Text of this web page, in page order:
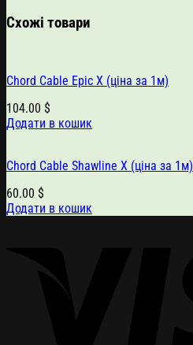
Схожі товари
Chord Cable Epic X (ціна за 1м)
104.00 $
Додати в кошик
Chord Cable Shawline X (ціна за 1м)
60.00 $
Додати в кошик